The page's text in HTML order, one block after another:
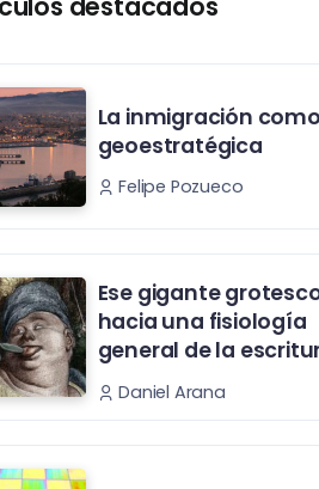
La inmigración
geoestratégica
Felipe Pozueco
Ese gigante
hacia una fisiología
general de la
Daniel Arana